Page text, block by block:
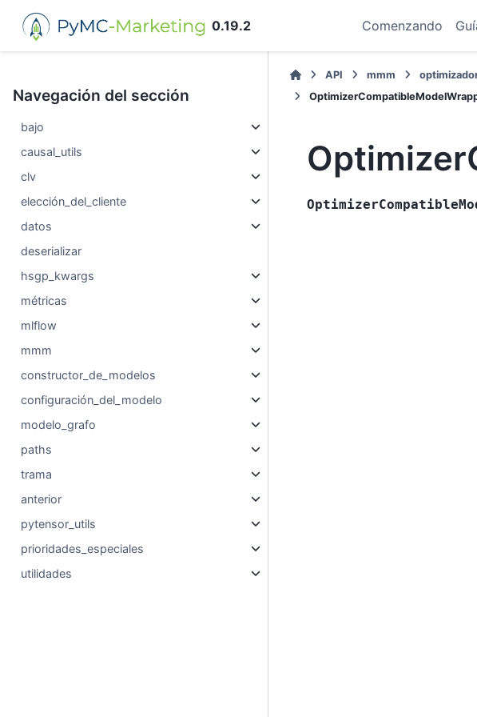
0.19.2 Comenzando
Navegación del sección
bajo
causal_utils
clv
elección_del_cliente
datos
deserializar
hsgp_kwargs
métricas
mlflow
mmm
constructor_de_modelos
configuración_del_modelo
modelo_grafo
paths
trama
anterior
pytensor_utils
prioridades_especiales
utilidades
API mmm